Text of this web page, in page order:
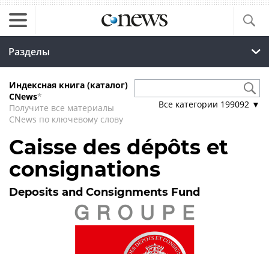
Разделы
Индексная книга (каталог)
CNews*
Получите все материалы
CNews по ключевому слову
Все категории 199092 ▼
Caisse des dépôts et
consignations
Deposits and Consignments Fund